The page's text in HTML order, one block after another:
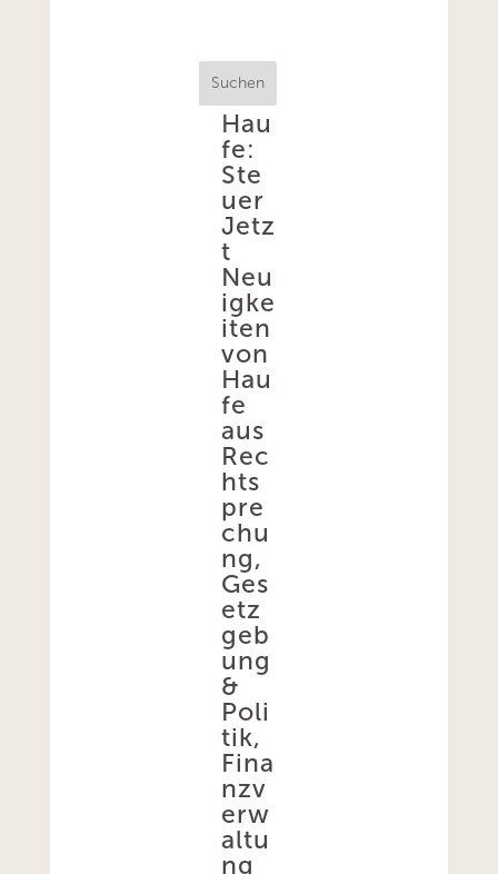
Suchen
Hau
fe:
Ste
uer
Jetz
t
Neu
igke
iten
von
Hau
fe
aus
Rec
hts
pre
chu
ng,
Ges
etz
geb
ung
&
Poli
tik,
Fina
nzv
erw
altu
ng